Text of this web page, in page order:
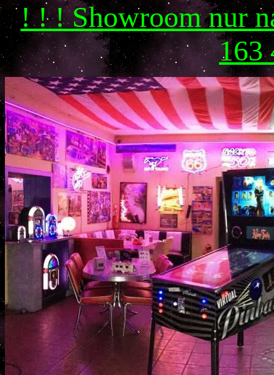
! ! ! Showroom nur
163